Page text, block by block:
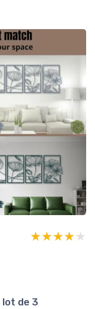
★★★★★
★★★★★
lot de 3